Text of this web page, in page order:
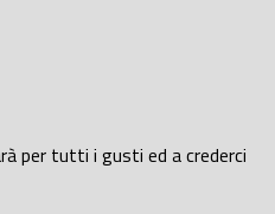
per tutti i gusti ed a crederci